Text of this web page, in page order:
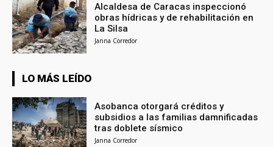
Alcaldesa de Caracas inspeccionó
obras hídricas y de rehabilitación en
La Silsa
Janna Corredor
LO MÁS LEÍDO
Asobanca otorgará créditos y
subsidios a las familias damnificadas
tras doblete sísmico
Janna Corredor